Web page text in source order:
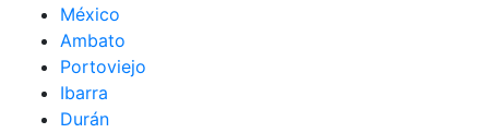
México
Ambato
Portoviejo
Ibarra
Durán